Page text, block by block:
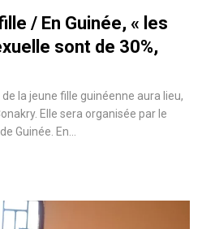
/ En Guinée, « les
sont de 30%,
la jeune fille guinéenne aura lieu,
Elle sera organisée par le
Guinée. En